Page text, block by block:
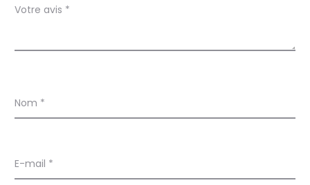
Votre avis *
Nom *
E-mail *